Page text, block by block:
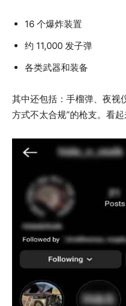
16 个爆炸装置
约 11,000 发子弹
各类武器和装备
其中还包括：手榴弹、夜视
方式不太合规”的枪支。看起